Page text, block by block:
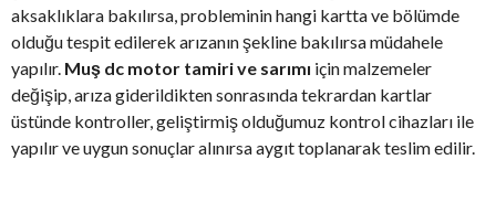
aksaklıklara bakılırsa, probleminin hangi kartta ve bölümde
olduğu tespit edilerek arızanın şekline bakılırsa müdahele
yapılır. Muş dc motor tamiri ve sarımı için malzemeler
değişip, arıza giderildikten sonrasında tekrardan kartlar
üstünde kontroller, geliştirmiş olduğumuz kontrol cihazları ile
yapılır ve uygun sonuçlar alınırsa aygıt toplanarak teslim edilir.